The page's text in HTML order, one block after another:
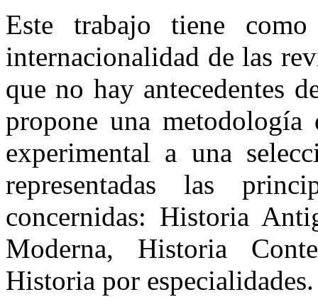
Este trabajo tiene
internacionalidad de las
que no hay antecedentes
propone una
experimental a una
representadas las
concernidas: Historia
Moderna, Historia
Historia por especialidades.